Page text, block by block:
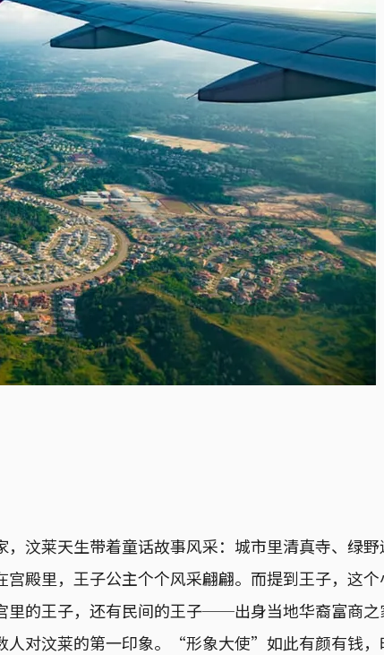
汶莱天生带着童话故事风采：城市里清真寺、绿野
殿里，王子公主个个风采翩翩。而提到王子，这个
里的王子，还有民间的王子──出身当地华裔富商之
人对汶莱的第一印象。“形象大使”如此有颜有钱，